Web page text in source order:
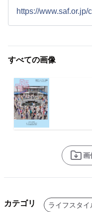
https://www.saf.or.jp/
すべての画像
画
カテゴリ ライフスタイ